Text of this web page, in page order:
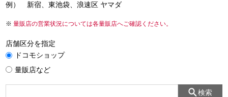
例） 新宿、東池袋、浪速区 ヤマダ
量販店の営業状況については各量販店へご確認ください。
店舗区分を指定
ドコモショップ
量販店など
検索